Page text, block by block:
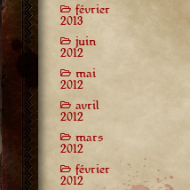
février
2013
juin
2012
mai
2012
avril
2012
mars
2012
février
2012